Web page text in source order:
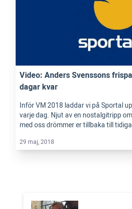
Video: Anders Svenssons
dagar kvar
Inför VM 2018 laddar vi på Sportal
varje dag. Njut av en nostalgitripp
med oss drömmer er tillbaka till
29 maj, 2018